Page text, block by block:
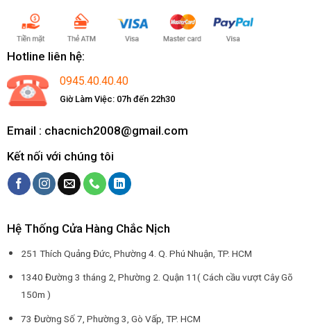
Hotline liên hệ:
0945.40.40.40
Giờ Làm Việc: 07h đến 22h30
Email : chacnich2008@gmail.com
Kết nối với chúng tôi
Hệ Thống Cửa Hàng Chắc Nịch
251 Thích Quảng Đức, Phường 4. Q. Phú Nhuận, TP. HCM
1340 Đường 3 tháng 2, Phường 2. Quận 11( Cách cầu vượt Cây Gõ
150m )
73 Đường Số 7, Phường 3, Gò Vấp, TP. HCM